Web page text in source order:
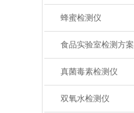
蜂蜜检测仪
食品实验室检测方案
真菌毒素检测仪
双氧水检测仪